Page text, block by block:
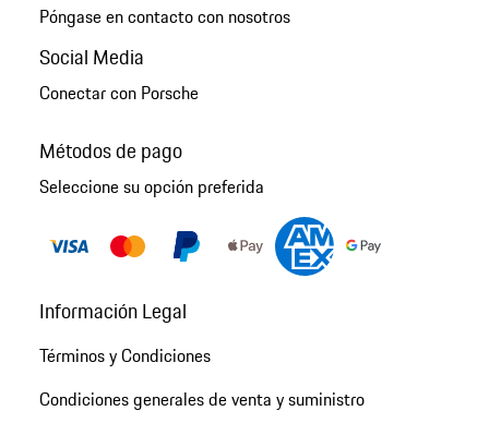
Póngase en contacto con nosotros
Social Media
Conectar con Porsche
Métodos de pago
Seleccione su opción preferida
Información Legal
Términos y Condiciones
Condiciones generales de venta y suministro